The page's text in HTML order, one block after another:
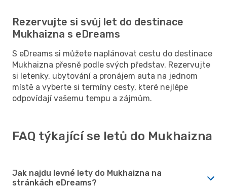
Rezervujte si svůj let do destinace
Mukhaizna s eDreams
S eDreams si můžete naplánovat cestu do destinace
Mukhaizna přesně podle svých představ. Rezervujte
si letenky, ubytování a pronájem auta na jednom
místě a vyberte si termíny cesty, které nejlépe
odpovídají vašemu tempu a zájmům.
FAQ týkající se letů do Mukhaizna
Jak najdu levné lety do Mukhaizna na
stránkách eDreams?